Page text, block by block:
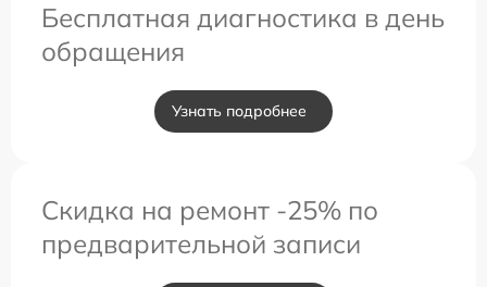
Бесплатная диагностика в день
обращения
Узнать подробнее
Скидка на ремонт -25% по
предварительной записи